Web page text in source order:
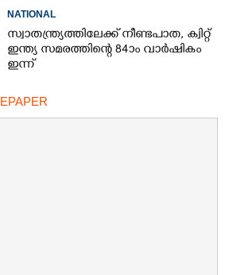
NATIONAL
സ്വാതന്ത്ര്യത്തിലേക്ക് നീണ്ടപാത, ക്വിറ്റ്
ഇന്ത്യ സമരത്തിന്റെ 84ാം വാർഷികം
ഇന്ന്
EPAPER